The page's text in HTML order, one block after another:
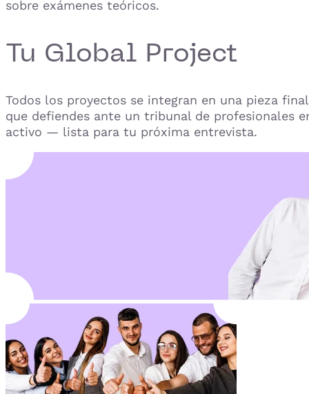
sobre exámenes teóricos.
Tu Global Project
Todos los proyectos se integran en una pieza final
que defiendes ante un tribunal de profesionales
activo — lista para tu próxima entrevista.